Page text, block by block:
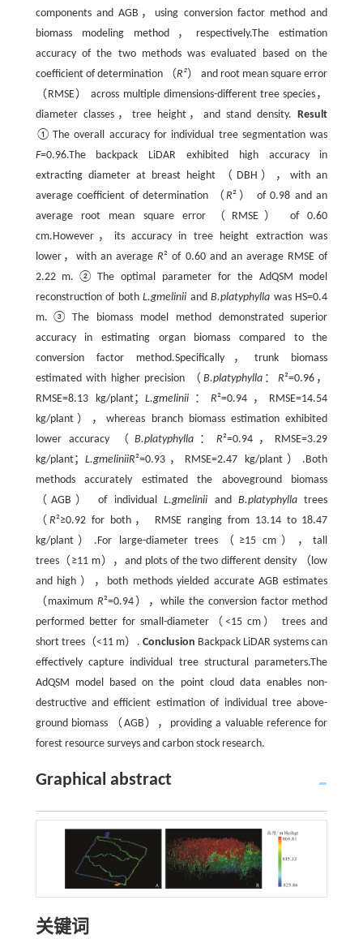
components and AGB，using conversion factor method and
biomass modeling method，respectively.The estimation
accuracy of the two methods was evaluated based on the
coefficient of determination （R²） and root mean square error
（RMSE） across multiple dimensions-different tree species，
diameter classes，tree height，and stand density.
Result
①The overall accuracy for individual tree segmentation was
F=0.96.The backpack LiDAR exhibited high accuracy in
extracting diameter at breast height （DBH），with an
average coefficient of determination （R²） of 0.98 and an
average root mean square error （RMSE） of 0.60
cm.However，its accuracy in tree height extraction was
lower，with an averageR² of 0.60 and an average RMSE of
2.22 m.②The optimal parameter for the AdQSM model
reconstruction of bothL.gmelinii andB.platyphylla was HS=0.4
m.③The biomass model method demonstrated superior
accuracy in estimating organ biomass compared to the
conversion factor method.Specifically，trunk biomass
estimated with higher precision （ B.platyphylla： R²=0.96，
RMSE=8.13 kg/plant；L.gmelinii ：R²=0.94，RMSE=14.54
kg/plant），whereas branch biomass estimation exhibited
lower accuracy （B.platyphylla ： R²=0.94，RMSE=3.29
kg/plant； L.gmeliniiR²=0.93，RMSE=2.47 kg/plant）.Both
methods accurately estimated the aboveground biomass
（AGB） of individualL.gmelinii and B.platyphyllatrees
（R²≥0.92 for both， RMSE ranging from 13.14 to 18.47
kg/plant）.For large-diameter trees（≥15 cm），tall
trees（≥11 m），and plots of the two different density （low
and high ），both methods yielded accurate AGB estimates
（maximumR²=0.94），while the conversion factor method
performed better for small-diameter（<15 cm） trees and
short trees（<11 m）. Conclusion Backpack LiDAR systems can
effectively capture individual tree structural parameters.The
AdQSM model based on the point cloud data enables non-
destructive and efficient estimation of individual tree above-
ground biomass （AGB），providing a valuable reference for
forest resource surveys and carbon stock research.
Graphical abstract
关键词